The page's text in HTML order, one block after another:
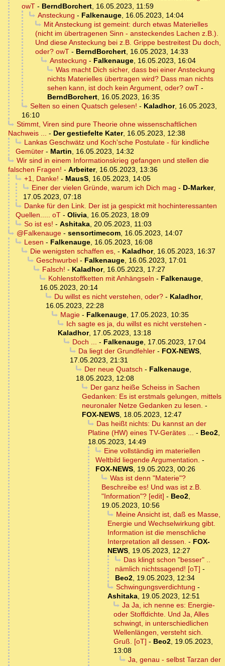
owT - BerndBorchert, 16.05.2023, 11:59
Ansteckung - Falkenauge, 16.05.2023, 14:04
Mit Ansteckung ist gemeint: durch etwas Materielles
(nicht im übertragenen Sinn - ansteckendes Lachen z.B.).
Und diese Ansteckung bei z.B. Grippe bestreitest Du doch,
oder? owT - BerndBorchert, 16.05.2023, 14:33
Ansteckung - Falkenauge, 16.05.2023, 16:04
Was macht Dich sicher, dass bei einer Ansteckung
nichts Materielles übertragen wird? Dass man nichts
sehen kann, ist doch kein Argument, oder? owT -
BerndBorchert, 16.05.2023, 16:35
Selten so einen Quatsch gelesen! - Kaladhor, 16.05.2023,
16:10
Stimmt, Viren sind pure Theorie ohne wissenschaftlichen
Nachweis ... - Der gestiefelte Kater, 16.05.2023, 12:38
Lankas Geschwätz und Koch'sche Postulate - für kindliche
Gemüter - Martin, 16.05.2023, 14:32
Wir sind in einem Informationskrieg gefangen und stellen die
falschen Fragen! - Arbeiter, 16.05.2023, 13:36
+1, Danke! - MausS, 16.05.2023, 14:05
Einer der vielen Gründe, warum ich Dich mag - D-Marker,
17.05.2023, 07:18
Danke für den Link. Der ist ja gespickt mit hochinteressanten
Quellen..... oT - Olivia, 16.05.2023, 18:09
So ist es! - Ashitaka, 20.05.2023, 11:03
@Falkenauge- sensortimecom, 16.05.2023, 14:07
Lesen - Falkenauge, 16.05.2023, 16:08
Die wenigsten schaffen es, - Kaladhor, 16.05.2023, 16:37
Geschwurbel- Falkenauge, 16.05.2023, 17:01
Falsch! - Kaladhor, 16.05.2023, 17:27
Kohlenstoffketten mit Anhängseln - Falkenauge,
16.05.2023, 20:14
Du willst es nicht verstehen, oder?- Kaladhor,
16.05.2023, 22:28
Magie- Falkenauge, 17.05.2023, 10:35
Ich sagte es ja, du willst es nicht verstehen -
Kaladhor, 17.05.2023, 13:18
Doch ... - Falkenauge, 17.05.2023, 17:04
Da liegt der Grundfehler- FOX-NEWS,
17.05.2023, 21:31
Der neue Quatsch - Falkenauge,
18.05.2023, 12:08
Der ganz heiße Scheiss in Sachen
Gedanken: Es ist erstmals gelungen, mittels
neuronaler Netze Gedanken zu lesen. -
FOX-NEWS, 18.05.2023, 12:47
Das heißt nichts: Du kannst an der
Platine (HW) eines TV-Gerätes ... - Beo2,
18.05.2023, 14:49
Eine vollständig im materiellen
Weltbild liegende Argumentation. -
FOX-NEWS, 19.05.2023, 00:26
Was ist denn "Materie"?
Beschreibe es! Und was ist z.B.
"Information"? [edit] - Beo2,
19.05.2023, 10:56
Meine Ansicht ist, daß es Masse,
Energie und Wechselwirkung gibt.
Information ist die menschliche
Interpretation all dessen. - FOX-
NEWS, 19.05.2023, 12:27
Das klingt schon "besser" ..
nämlich nichtssagend! [oT] -
Beo2, 19.05.2023, 12:34
Schwingungsverdichtung -
Ashitaka, 19.05.2023, 12:51
Ja Ja, ich nenne es: Energie-
oder Stoffdichte. Und Ja, Alles
schwingt, in unterschiedlichen
Wellenlängen, versteht sich.
Gruß. [oT] - Beo2, 19.05.2023,
13:08
Ja, genau - selbst Tarzan der